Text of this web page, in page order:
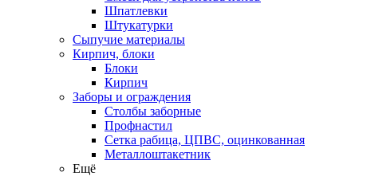
Шпатлевки
Штукатурки
Сыпучие материалы
Кирпич, блоки
Блоки
Кирпич
Заборы и ограждения
Столбы заборные
Профнастил
Сетка рабица, ЦПВС, оцинкованная
Металлоштакетник
Ещё